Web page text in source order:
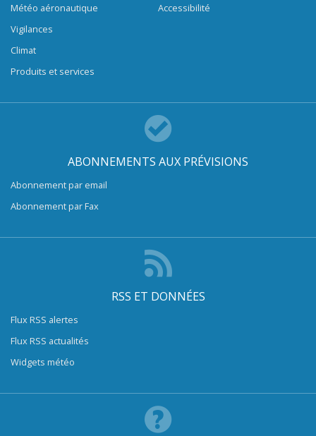
Météo aéronautique
Vigilances
Climat
Produits et services
Accessibilité
ABONNEMENTS AUX PRÉVISIONS
Abonnement par email
Abonnement par Fax
RSS ET DONNÉES
Flux RSS alertes
Flux RSS actualités
Widgets météo